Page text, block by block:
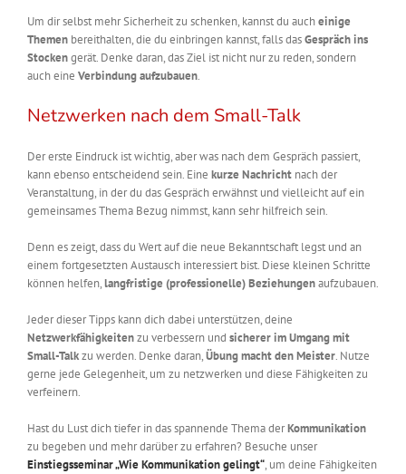
Um dir selbst mehr Sicherheit zu schenken, kannst du aucheinige
Themenbereithalten, die du einbringen kannst, falls dasGespräch ins
Stockengerät. Denke daran, das Ziel ist nicht nur zu reden, sondern
auch eine Verbindungaufzubauen.
Netzwerken nach dem Small-Talk
Der erste Eindruck ist wichtig, aber was nach dem Gespräch passiert,
kann ebenso entscheidend sein. Eine kurze Nachrichtnach der
Veranstaltung, in der du das Gespräch erwähnst und vielleicht auf ein
gemeinsames Thema Bezug nimmst, kann sehr hilfreich sein.
Denn es zeigt, dass du Wert auf die neue Bekanntschaft legst und an
einem fortgesetzten Austausch interessiert bist. Diese kleinen Schritte
können helfen,langfristige (professionelle) Beziehungenaufzubauen.
Jeder dieser Tipps kann dich dabei unterstützen, deine
Netzwerkfähigkeitenzu verbessern und sicherer im Umgang mit
Small-Talkzu werden. Denke daran,Übung macht den Meister. Nutze
gerne jede Gelegenheit, um zu netzwerken und diese Fähigkeiten zu
verfeinern.
Hast du Lust dich tiefer in das spannende Thema derKommunikation
zu begeben und mehr darüber zu erfahren? Besuche unser
Einstiegsseminar „Wie Kommunikation gelingt“, um deine Fähigkeiten